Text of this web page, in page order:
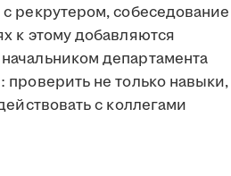
рекрутером, собеседование
к этому добавляются
департамента
не только навыки,
с коллегами